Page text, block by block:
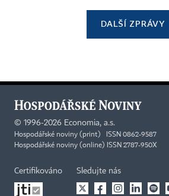
DALŠÍ ZPRÁVY
© 1996-2026 Economia, a.s.
Hospodářské noviny (print) ISSN 0862-9587
Hospodářské noviny (online) ISSN 2787-950X
Certifikováno Sledujte nás